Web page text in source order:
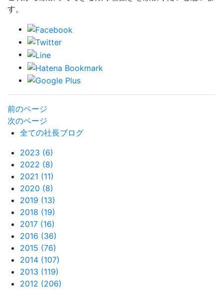
す。
前のページ
次のページ
全ての社長ブログ
2023 (6)
2022 (8)
2021 (11)
2020 (8)
2019 (13)
2018 (19)
2017 (16)
2016 (36)
2015 (76)
2014 (107)
2013 (119)
2012 (206)